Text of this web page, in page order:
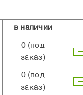
в наличии
0 (под
заказ)
0 (под
заказ)